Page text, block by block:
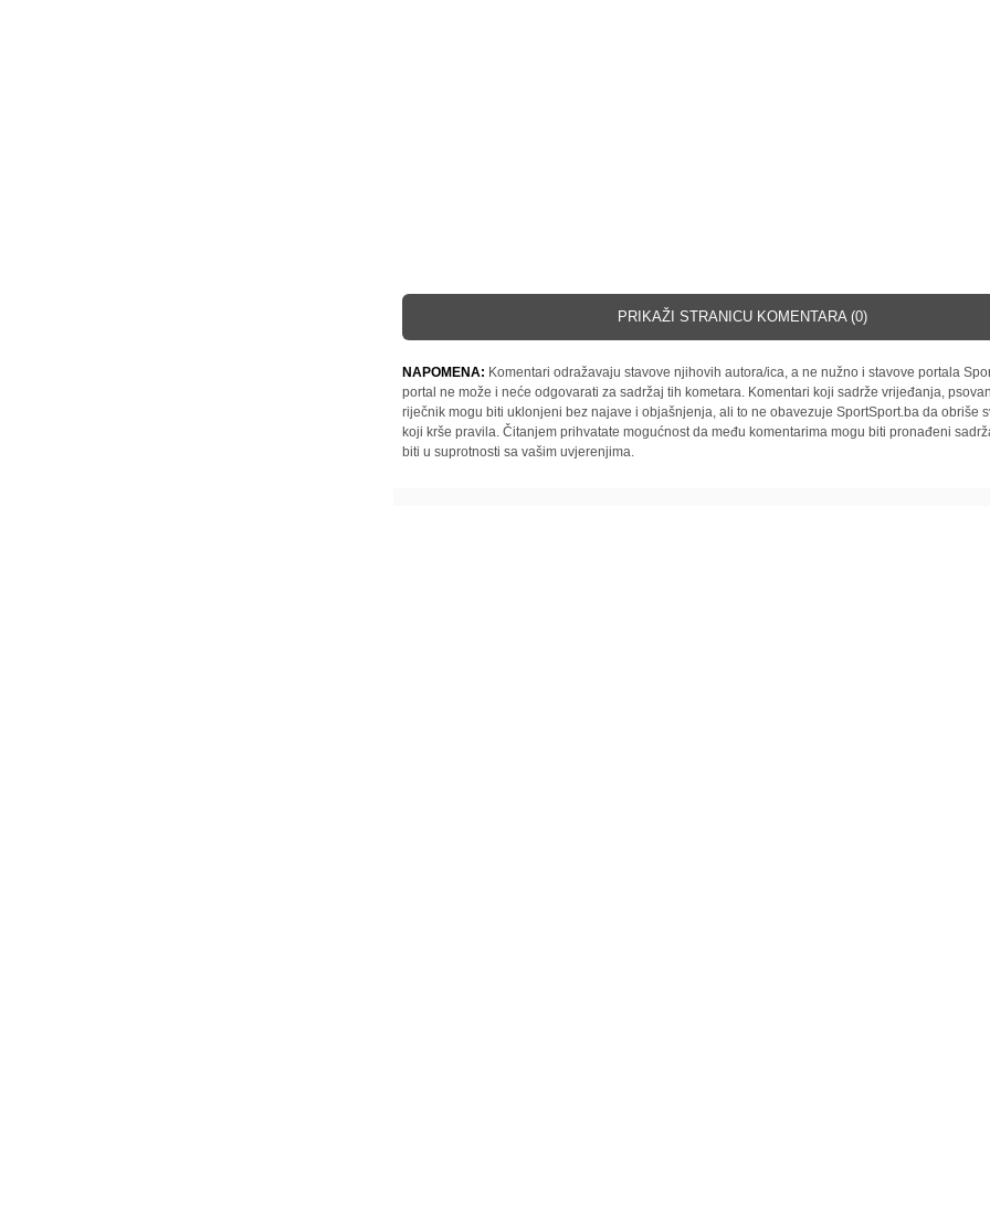
PRIKAŽI STRANICU KOMENTARA (0)
NAPOMENA: Komentari odražavaju stavove njihovih autora/ica, a ne nužno i stavove portala
portal ne može i neće odgovarati za sadržaj tih kometara. Komentari koji sadrže vrijeđanja,
riječnik mogu biti uklonjeni bez najave i objašnjenja, ali to ne obavezuje SportSport.ba da obriše
koji krše pravila. Čitanjem prihvatate mogućnost da među komentarima mogu biti pronađeni
biti u suprotnosti sa vašim uvjerenjima.